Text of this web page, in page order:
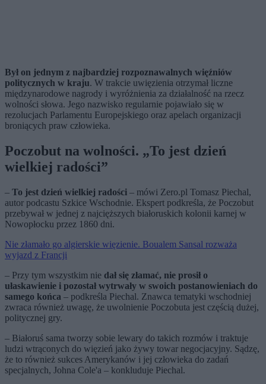
Był on jednym z najbardziej rozpoznawalnych więźniów
politycznych w kraju. W trakcie uwięzienia otrzymał liczne
międzynarodowe nagrody i wyróżnienia za działalność na rzecz
wolności słowa. Jego nazwisko regularnie pojawiało się w
rezolucjach Parlamentu Europejskiego oraz apelach organizacji
broniących praw człowieka.
Poczobut na wolności. „To jest dzień
wielkiej radości”
– To jest dzień wielkiej radości – mówi Zero.pl Tomasz Piechal,
autor podcastu Szkice Wschodnie. Ekspert podkreśla, że Poczobut
przebywał w jednej z najcięższych białoruskich kolonii karnej w
Nowopłocku przez 1860 dni.
Nie złamało go algierskie więzienie. Boualem Sansal rozważa
wyjazd z Francji
– Przy tym wszystkim nie dał się złamać, nie prosił o
ułaskawienie i pozostał wytrwały w swoich postanowieniach do
samego końca – podkreśla Piechal. Znawca tematyki wschodniej
zwraca również uwagę, że uwolnienie Poczobuta jest częścią dużej,
politycznej gry.
– Białoruś sama tworzy sobie lewary do takich rozmów i traktuje
ludzi wtrąconych do więzień jako żywy towar negocjacyjny. Sądzę,
że to również sukces Amerykanów i jej człowieka do zadań
specjalnych, Johna Cole'a – konkluduje Piechal.